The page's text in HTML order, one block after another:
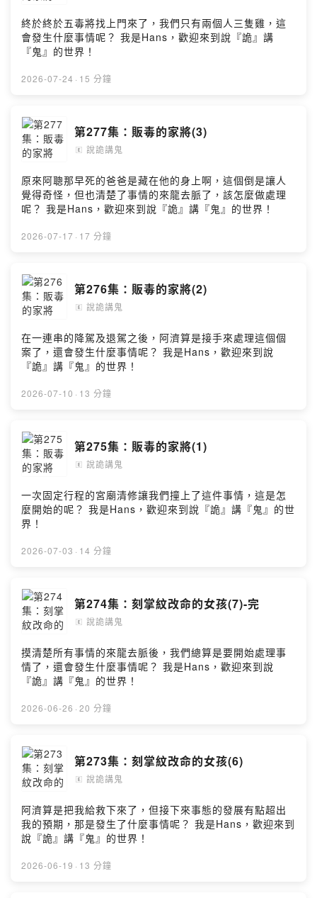
終於終於五毒將找上門來了，我們只有兩個人三隻雞，這
會發生什麼事情呢？ 我是Hans，歡迎來到說『詭』講
『鬼』的世界！
2026-07-24 · 15 分鐘
第277集：販毒的家將(3)
🄴 說詭講鬼
原來阿聰那早死的爸爸是藏在他的身上啊，這個倒是讓人
覺得奇怪，但也清楚了事情的來龍去脈了，該怎麼做處理
呢？ 我是Hans，歡迎來到說『詭』講『鬼』的世界！
2026-07-17 · 17 分鐘
第276集：販毒的家將(2)
🄴 說詭講鬼
在一連串的降駕及退駕之後，阿濟算是接手來處理這個個
案了，還會發生什麼事情呢？ 我是Hans，歡迎來到說
『詭』講『鬼』的世界！
2026-07-10 · 13 分鐘
第275集：販毒的家將(1)
🄴 說詭講鬼
一次固定行程的宮廟清修讓我們撞上了這件事情，這是怎
麼開始的呢？ 我是Hans，歡迎來到說『詭』講『鬼』的世
界！
2026-07-03 · 14 分鐘
第274集：刻掌紋改命的女孩(7)-完
🄴 說詭講鬼
摸清楚所有事情的來龍去脈後，我們總算是要開始處理事
情了，還會發生什麼事情呢？ 我是Hans，歡迎來到說
『詭』講『鬼』的世界！
2026-06-26 · 20 分鐘
第273集：刻掌紋改命的女孩(6)
🄴 說詭講鬼
阿濟算是把我給救下來了，但接下來事態的發展有點超出
我的預期，那是發生了什麼事情呢？ 我是Hans，歡迎來到
說『詭』講『鬼』的世界！
2026-06-19 · 13 分鐘